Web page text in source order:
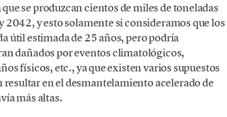
se produzcan cientos de miles de toneladas
2042, y esto solamente si consideramos que los
útil estimada de 25 años, pero podría
dañados por eventos climatológicos,
físicos, etc., ya que existen varios supuestos
en el desmantelamiento acelerado de
más altas.